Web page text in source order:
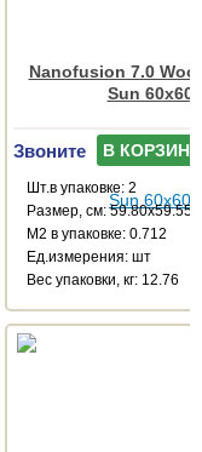
Nanofusion 7.0
Sun 60x60
Звоните В КОРЗИНУ
Шт.в упаковке: 2
Размер, см: 59.80x59.55
М2 в упаковке: 0.712
Ед.измерения: шт
Веc упаковки, кг: 12.76